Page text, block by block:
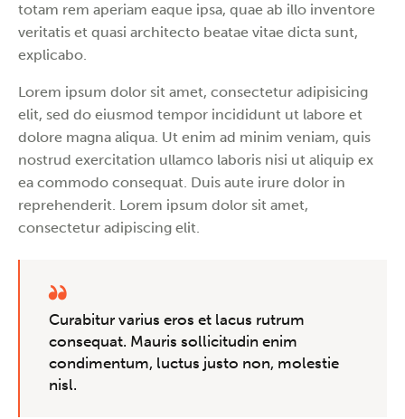
totam rem aperiam eaque ipsa, quae ab illo inventore
veritatis et quasi architecto beatae vitae dicta sunt,
explicabo.
Lorem ipsum dolor sit amet, consectetur adipisicing
elit, sed do eiusmod tempor incididunt ut labore et
dolore magna aliqua. Ut enim ad minim veniam, quis
nostrud exercitation ullamco laboris nisi ut aliquip ex
ea commodo consequat. Duis aute irure dolor in
reprehenderit. Lorem ipsum dolor sit amet,
consectetur adipiscing elit.
Curabitur varius eros et lacus rutrum
consequat. Mauris sollicitudin enim
condimentum, luctus justo non, molestie
nisl.